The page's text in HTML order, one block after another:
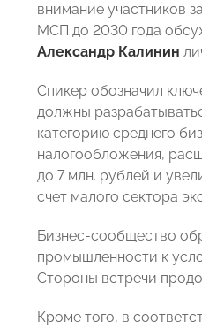
внимание участников
МСП до 2030 года
Александр Калинин
Спикер обозначил
должны
категорию среднего
налогообложения,
до 7 млн. рублей и
счет малого сектора
Бизнес-сообщество
промышленности к
Стороны встречи
Кроме того, в